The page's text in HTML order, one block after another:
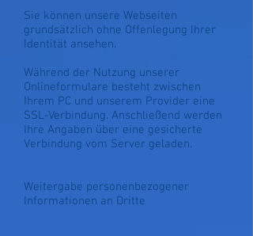
Sie können unsere Webseiten
grundsätzlich ohne Offenlegung Ihrer
Identität ansehen.
Während der Nutzung unserer
Onlineformulare besteht zwischen
Ihrem PC und unserem Provider eine
SSL-Verbindung. Anschließend werden
Ihre Angaben über eine gesicherte
Verbindung vom Server geladen.
Weitergabe personenbezogener
Informationen an Dritte